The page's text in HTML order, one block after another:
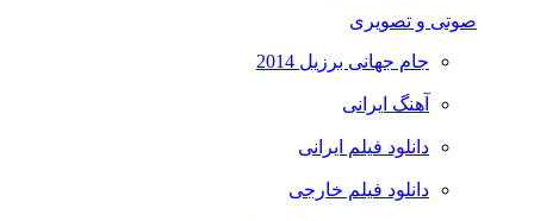
صوتی و تصویری
جام جهانی برزیل 2014
آهنگ ایرانی
دانلود فیلم ایرانی
دانلود فیلم خارجی